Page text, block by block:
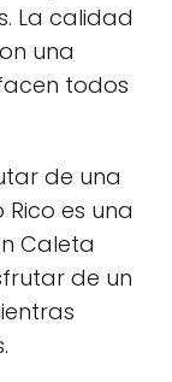
La calidad
una
todos
de una
es una
Caleta
de un